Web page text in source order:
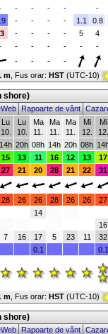
- - - -
-
- - - - 1.1
0.8
- - - - 5
4
- - - - -
-
- - -
-
m , Fus orar: HST (UTC-10)
shore)
Rapoarte de vânt
Lu
10.
Lu
10.
Ma
11.
Ma
11.
Ma
11.
Mi
12.
Mi
12.
14h 20h 08h 14h 20h 08h
15 13 11 16 12 13
17
27 21 20 28 21 22
31
28 26 26 28 26 26 27
7 16
14
17 5 23 11
16
32
0.1 0.1
m , Fus orar: HST (UTC-10)
shore)
Rapoarte de vânt